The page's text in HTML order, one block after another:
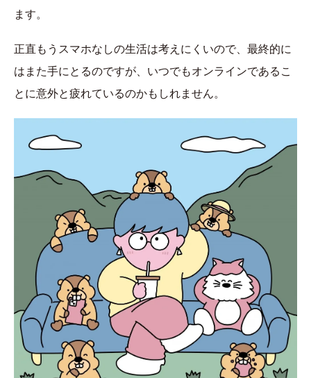
ます。
正直もうスマホなしの生活は考えにくいので、最終的に
はまた手にとるのですが、いつでもオンラインであるこ
とに意外と疲れているのかもしれません。